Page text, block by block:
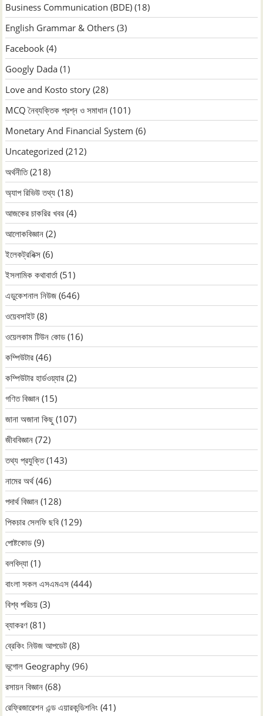
Business Communication (BDE) (18)
English Grammar & Others (3)
Facebook (4)
Googly Dada (1)
Love and Kosto story (28)
MCQ নৈব্যক্তিক প্রশ্ন ও সমাধান (101)
Monetary And Financial System (6)
Uncategorized (212)
অর্থনীতি(218)
অ্যাপ রিভিউ তথ্য (18)
আজকের চাকরির খবর (4)
আলোকবিজ্ঞান (2)
ইলেকট্রনিক্স (6)
ইসলামিক কথাবার্তা (51)
এডুকেশনাল নিউজ (646)
ওয়েবসাইট (8)
ওয়েলকাম টিউন কোড (16)
কম্পিউটার (46)
কম্পিউটার হার্ডওয়্যার (2)
গণিত বিজ্ঞান (15)
জানা অজানা কিছু (107)
জীববিজ্ঞান (72)
তথ্য প্রযুক্তি(143)
নামের অর্থ(46)
পদার্থ বিজ্ঞান (128)
পিকচার সেলফি ছবি (129)
পোষ্টকোড (9)
বলবিদ্যা (1)
বাংলা সকল এসএমএস (444)
বিশ্ব পরিচয় (3)
ব্যাকরণ (81)
ব্রেকিং নিউজ আপডেট (8)
ভূগোল Geography (96)
রসায়ন বিজ্ঞান (68)
রেফ্রিজারেশন এন্ড এয়ারকন্ডিশনিং (41)